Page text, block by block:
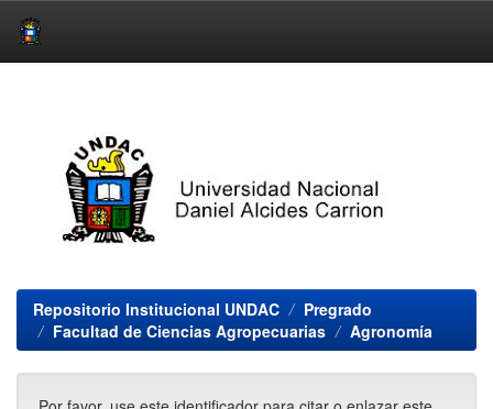
Repositorio Institucional UNDAC
Pregrado
Facultad de Ciencias Agropecuarias
Agronomía